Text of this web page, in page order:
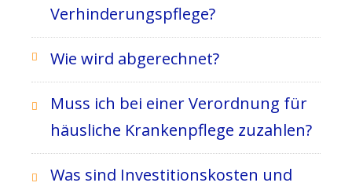
Verhinderungspflege?
Wie wird abgerechnet?
Muss ich bei einer Verordnung für
häusliche Krankenpflege zuzahlen?
Was sind Investitionskosten und